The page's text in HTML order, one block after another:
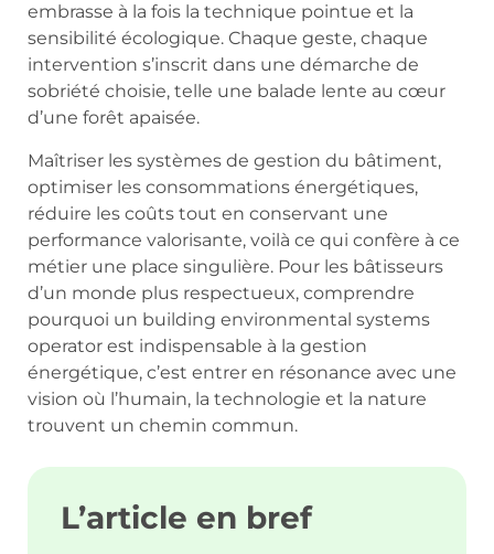
embrasse à la fois la technique pointue et la
sensibilité écologique. Chaque geste, chaque
intervention s’inscrit dans une démarche de
sobriété choisie, telle une balade lente au cœur
d’une forêt apaisée.
Maîtriser les systèmes de gestion du bâtiment,
optimiser les consommations énergétiques,
réduire les coûts tout en conservant une
performance valorisante, voilà ce qui confère à ce
métier une place singulière. Pour les bâtisseurs
d’un monde plus respectueux, comprendre
pourquoi un building environmental systems
operator est indispensable à la gestion
énergétique, c’est entrer en résonance avec une
vision où l’humain, la technologie et la nature
trouvent un chemin commun.
L’article en bref